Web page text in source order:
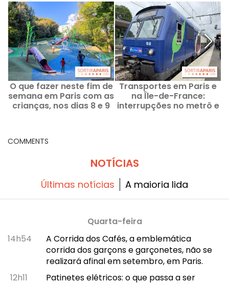
O que fazer neste fim de
semana em Paris com as
crianças, nos dias 8 e 9
Transportes em Paris e
na Île-de-France:
interrupções no metrô e
COMMENTS
NOTÍCIAS
Últimas notícias A maioria lida
Quarta-feira
14h54
A Corrida dos Cafés, a emblemática
corrida dos garçons e garçonetes, não se
realizará afinal em setembro, em Paris.
12h11
Patinetes elétricos: o que passa a ser